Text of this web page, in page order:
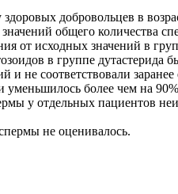
добровольцев в
общего количества
от исходных значений в
в группе
и не соответствовали
более чем на
у отдельных пациентов
не оценивалось.